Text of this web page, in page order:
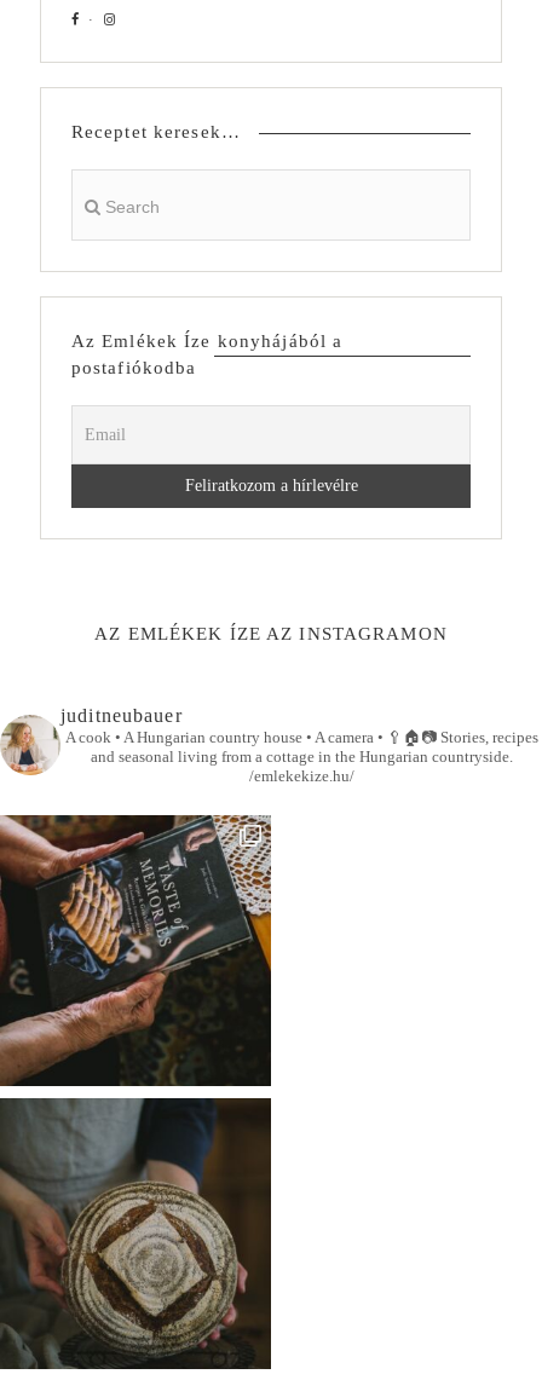
Receptet keresek…
Az Emlékek Íze konyhájából a
postafiókodba
AZ EMLÉKEK ÍZE AZ INSTAGRAMON
juditneubauer
A cook • A Hungarian country house • A camera • 🥄🏠📷Stories, recipes
and seasonal living from a cottage in the Hungarian countryside.
/emlekekize.hu/